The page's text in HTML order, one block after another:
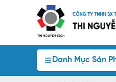
Danh Mục Sản